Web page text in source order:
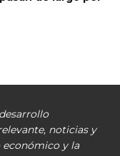
noticias y
y la